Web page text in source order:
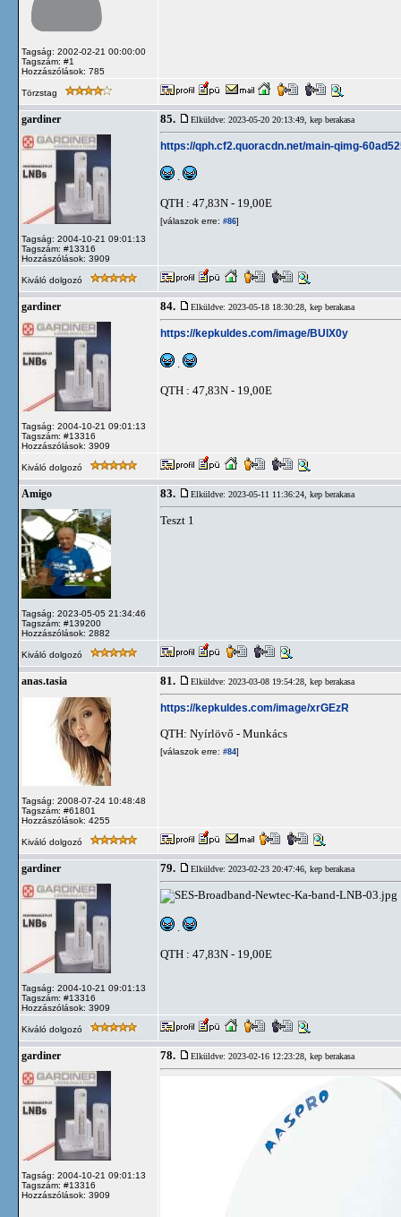
Tagság: 2002-02-21 00:00:00
Tagszám: #1
Hozzászólások: 785
Törzstag
gardiner
Tagság: 2004-10-21 09:01:13
Tagszám: #13316
Hozzászólások: 3909
85. Elküldve: 2023-05-20 20:13:49, kep berakasa
https://qph.cf2.quoracdn.net/main-qimg-
QTH : 47,83N - 19,00E
[válaszok erre: #86]
Kiváló dolgozó
gardiner
Tagság: 2004-10-21 09:01:13
Tagszám: #13316
Hozzászólások: 3909
84. Elküldve: 2023-05-18 18:30:28, kep berakasa
https://kepkuldes.com/image/BUlX0y
QTH : 47,83N - 19,00E
Kiváló dolgozó
Amigo
Tagság: 2023-05-05 21:34:46
Tagszám: #139200
Hozzászólások: 2882
83. Elküldve: 2023-05-11 11:36:24, kep berakasa
Teszt 1
Kiváló dolgozó
anas.tasia
Tagság: 2008-07-24 10:48:48
Tagszám: #61801
Hozzászólások: 4255
81. Elküldve: 2023-03-08 19:54:28, kep berakasa
https://kepkuldes.com/image/xrGEzR
QTH: Nyírlövő - Munkács
[válaszok erre: #84]
Kiváló dolgozó
gardiner
Tagság: 2004-10-21 09:01:13
Tagszám: #13316
Hozzászólások: 3909
79. Elküldve: 2023-02-23 20:47:46, kep berakasa
QTH : 47,83N - 19,00E
Kiváló dolgozó
gardiner
Tagság: 2004-10-21 09:01:13
Tagszám: #13316
Hozzászólások: 3909
78. Elküldve: 2023-02-16 12:23:28, kep berakasa